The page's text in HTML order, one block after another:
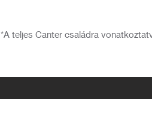
*A teljes Canter családra